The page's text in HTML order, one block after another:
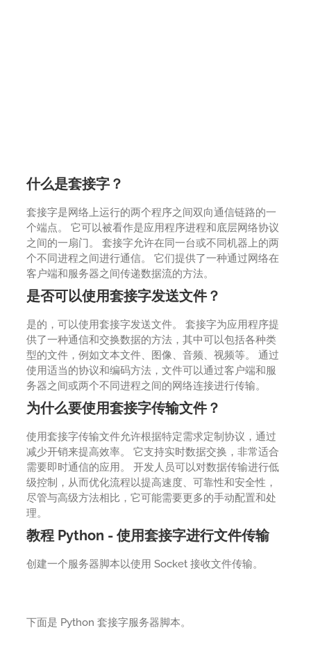
什么是套接字？
套接字是网络上运行的两个程序之间双向通信链路的一
个端点。 它可以被看作是应用程序进程和底层网络协议
之间的一扇门。 套接字允许在同一台或不同机器上的两
个不同进程之间进行通信。 它们提供了一种通过网络在
客户端和服务器之间传递数据流的方法。
是否可以使用套接字发送文件？
是的，可以使用套接字发送文件。 套接字为应用程序提
供了一种通信和交换数据的方法，其中可以包括各种类
型的文件，例如文本文件、图像、音频、视频等。 通过
使用适当的协议和编码方法，文件可以通过客户端和服
务器之间或两个不同进程之间的网络连接进行传输。
为什么要使用套接字传输文件？
使用套接字传输文件允许根据特定需求定制协议，通过
减少开销来提高效率。 它支持实时数据交换，非常适合
需要即时通信的应用。 开发人员可以对数据传输进行低
级控制，从而优化流程以提高速度、可靠性和安全性，
尽管与高级方法相比，它可能需要更多的手动配置和处
理。
教程 Python - 使用套接字进行文件传输
创建一个服务器脚本以使用 Socket 接收文件传输。
下面是 Python 套接字服务器脚本。